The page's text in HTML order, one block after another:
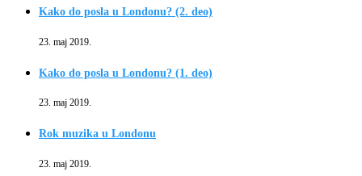
Kako do posla u Londonu? (2. deo)
23. maj 2019.
Kako do posla u Londonu? (1. deo)
23. maj 2019.
Rok muzika u Londonu
23. maj 2019.